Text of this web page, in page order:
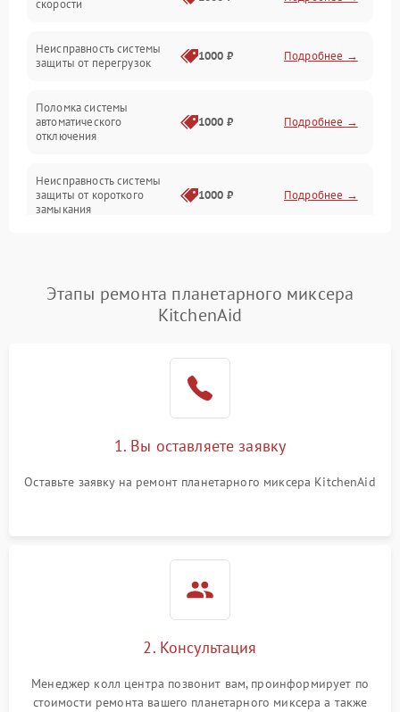
скорости
Неисправность системы
защиты от перегрузок
1000 ₽ Подробнее →
Поломка системы
автоматического
отключения
1000 ₽ Подробнее →
Неисправность системы
защиты от короткого
замыкания
1000 ₽ Подробнее →
Неисправность системы
1000 ₽
Повреждение системы
1000 ₽ Подробнее →
Поломка системы защиты
Этапы ремонта планетарного миксера
KitchenAid
1. Вы оставляете заявку
Оставьте заявку на ремонт планетарного миксера KitchenAid
2. Консультация
Менеджер колл центра позвонит вам, проинформирует по
стоимости ремонта вашего планетарного миксера а также